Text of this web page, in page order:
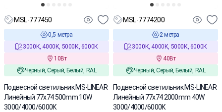
MSL-777450
0,5 метра
3000К, 4000К, 5000К, 6000К
10Вт
Черный, Серый, Белый, RAL
Подвесной светильник MS-LINEAR
Линейный 77х74 500mm 10W
3000/4000/6000К
MSL-7774200
2 метра
3000К, 4000К, 5000К, 6000К
40Вт
Черный, Серый, Белый, RAL
Подвесной светильник MS-LINEAR
Линейный 77х74 2000mm 40W
3000/4000/6000К